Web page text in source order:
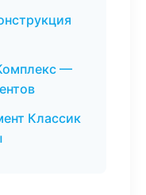
—
Классик